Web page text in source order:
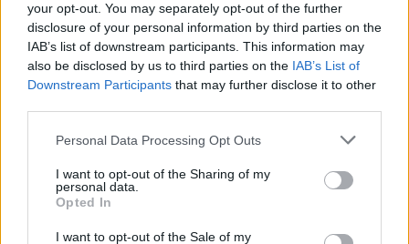
your opt-out. You may separately opt-out of the further
disclosure of your personal information by third parties on the
IAB’s list of downstream participants. This information may
also be disclosed by us to third parties on the IAB’s List of
Downstream Participants that may further disclose it to other
Please note that this website/app uses one or more Google
not limited to your visit or usage behaviour. You may click to
grant or deny consent to Google and its third-party tags to
use your data for below specified purposes in below Google
consent section.
Personal Data Processing Opt Outs
I want to opt-out of the Sharing of my
personal data.
Opted In
I want to opt-out of the Sale of my